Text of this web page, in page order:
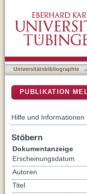
Universitätsbibliographie →
PUBLIKATION
Hilfe und Informationen
Stöbern
Dokumentanzeige
Erscheinungsdatum
Autoren
Titel